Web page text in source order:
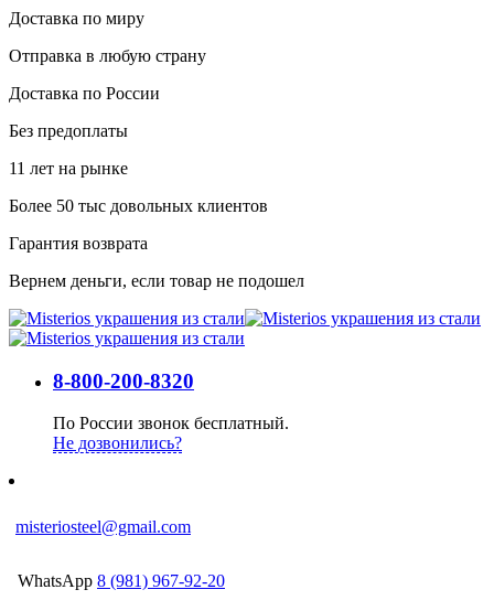
Доставка по миру
Отправка в любую страну
Доставка по России
Без предоплаты
11 лет на рынке
Более 50 тыс довольных клиентов
Гарантия возврата
Вернем деньги, если товар не подошел
8-800-200-8320
По России звонок бесплатный.
Не дозвонились?
misteriosteel@gmail.com
WhatsApp 8 (981) 967-92-20